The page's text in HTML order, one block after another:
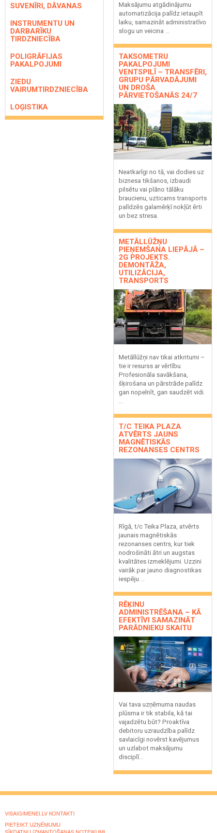
SUVENĪRI, DĀVANAS
INSTRUMENTU UN
DARBARĪKU
TIRDZNIECĪBA
POLIGRĀFIJAS
PAKALPOJUMI
ZIEDU
VAIRUMTIRDZNIECĪBA
LOĢISTIKA
Maksājumu atgādinājumu
automatizācija palīdz ietaupīt
laiku, samazināt administratīvo
slogu un veicina ...
TAKSOMETRU
PAKALPOJUMI
VENTSPILĪ – TRANSFĒRI,
GRUPU PĀRVADĀJUMI
UN DROŠA
PĀRVIETOŠANĀS 24/7
Neatkarīgi no tā, vai dodies uz
biznesa tikšanos, izbaudi
pilsētu vai plāno tālāku
braucienu, uzticams transports
palīdzēs galamērķī nokļūt ērti
un bez stresa.
METĀLLŪŽŅU
PIEŅEMŠANA LIEPĀJĀ –
2G PROJEKTS.
DEMONTĀŽA,
UTILIZĀCIJA,
TRANSPORTS
Metāllūžņi nav tikai atkritumi –
tie ir resurss ar vērtību.
Profesionāla savākšana,
šķirošana un pārstrāde palīdz
gan nopelnīt, gan saudzēt vidi.
T/C TEIKA PLAZA
ATVĒRTS JAUNS
MAGNĒTISKĀS
REZONANSES CENTRS
Rīgā, t/c Teika Plaza, atvērts
jaunais magnētiskās
rezonanses centrs, kur tiek
nodrošināti ātri un augstas
kvalitātes izmeklējumi. Uzzini
vairāk par jauno diagnostikas
iespēju ...
RĒĶINU
ADMINISTRĒŠANA – KĀ
EFEKTĪVI SAMAZINĀT
PARĀDNIEKU SKAITU
Vai tava uzņēmuma naudas
plūsma ir tik stabila, kā tai
vajadzētu būt? Proaktīva
debitoru uzraudzība palīdz
savlaicīgi novērst kavējumus
un uzlabot maksājumu
disciplī...
VISAIGIMENEI.LV KONTAKTI
PIETEIKT UZŅĒMUMU